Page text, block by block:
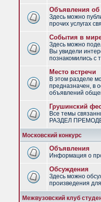
Объявления об
Здесь можно
прочих услугах
События в
Здесь можно
Вы увидели
познакомились с
Место встречи
В этом разделе
предназначен, в
объявлений
Грушинский
Все темы
РАЗДЕЛ
Московский конкурс
Объявления
Информация о
Обсуждения
Здесь можно
произведения
Межвузовский клуб